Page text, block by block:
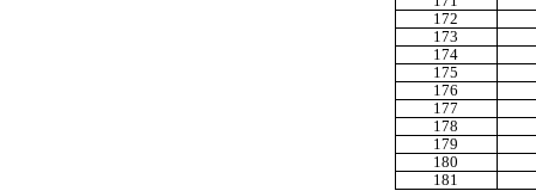
172
173
174
175
176
177
178
179
180
181